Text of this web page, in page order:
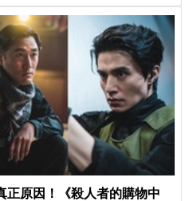
正原因！《殺人者的購物中